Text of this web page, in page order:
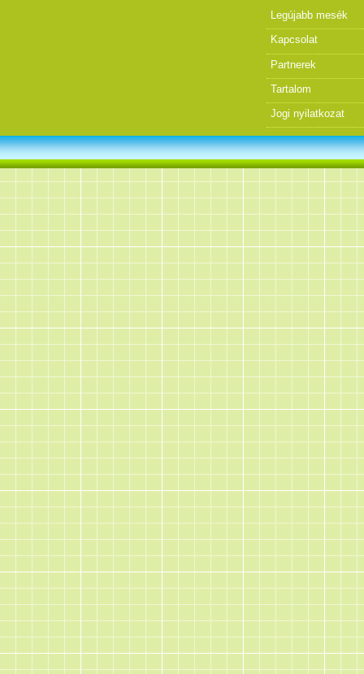
Legújabb mesék
Kapcsolat
Partnerek
Tartalom
Jogi nyilatkozat